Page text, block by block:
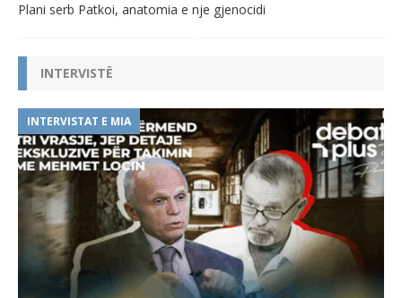
Plani serb Patkoi, anatomia e nje gjenocidi
INTERVISTË
INTERVISTAT E MIA